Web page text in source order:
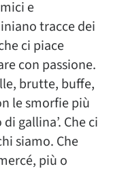
e
tracce dei
ci piace
con passione.
brutte, buffe,
le smorfie più
gallina’. Che ci
siamo. Che
più o